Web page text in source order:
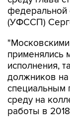
федеральной
(УФССП)
применялись
исполнения,
должников
специальным
среду на
работы в